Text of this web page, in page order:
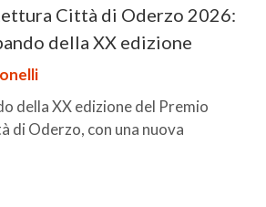
Città di Oderzo 2026:
della XX edizione
della XX edizione del Premio
Oderzo, con una nuova